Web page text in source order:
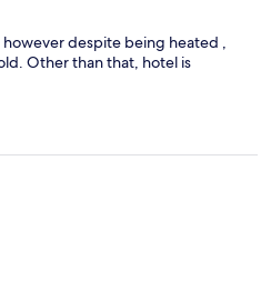
despite being heated ,
Other than that, hotel is